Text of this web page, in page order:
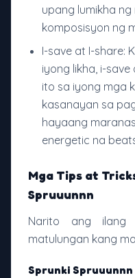
upang lumikha
komposisyon ng
I-save at I-share:
iyong likha, i-
ito sa iyong mga
kasanayan sa
hayaang
energetic na
Mga Tips at
Spruuunnn
Narito ang
matulungan kang
Sprunki Spruuunnn